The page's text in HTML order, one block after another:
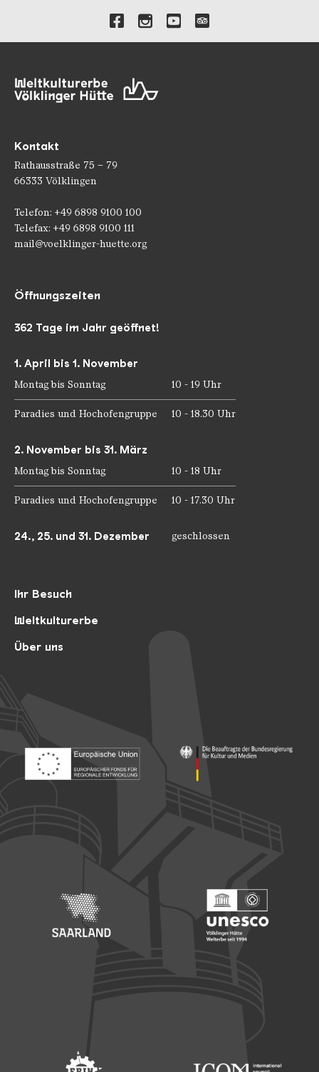
Verlinkungen zu unseren
Kontakt
Rathausstraße 75 – 79
66333 Völklingen
Telefon: +49 6898 9100 100
Telefax: +49 6898 9100 111
mail@voelklinger-huette.org
Ihr Besuch
Weltkulturerbe
Über uns
Öffnungszeiten
362 Tage im Jahr geöffnet!
1. April bis 1. November
Montag bis Sonntag 10 - 19 Uhr
Paradies und Hochofengruppe 10 - 18.30 Uhr
2. November bis 31. März
Montag bis Sonntag 10 - 18 Uhr
Paradies und Hochofengruppe 10 - 17.30 Uhr
24., 25. und 31. Dezember geschlossen